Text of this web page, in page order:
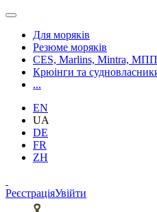
Для моряків
Резюме моряків
CES, Marlins, Mintra,
Крюінги та
...
EN
UA
DE
FR
ZH
РеєстраціяУвійти